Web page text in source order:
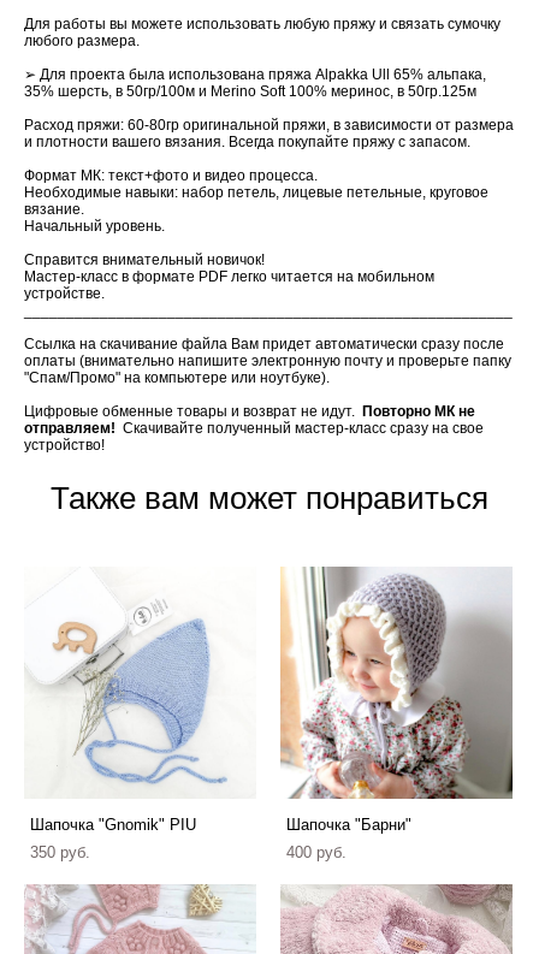
Для работы вы можете использовать любую пряжу и связать сумочку
любого размера.
➢ Для проекта была использована пряжа Alpakka Ull 65% альпака,
35% шерсть, в 50гр/100м и Merino Soft 100% меринос, в 50гр.125м
Расход пряжи: 60-80гр оригинальной пряжи, в зависимости от размера
и плотности вашего вязания. Всегда покупайте пряжу с запасом.
Формат МК: текст+фото и видео процесса.
Необходимые навыки: набор петель, лицевые петельные, круговое
вязание.
Начальный уровень.
Справится внимательный новичок!
Мастер-класс в формате PDF легко читается на мобильном
устройстве.
Ссылка на скачивание файла Вам придет автоматически сразу после
оплаты (внимательно напишите электронную почту и проверьте папку
"Спам/Промо" на компьютере или ноутбуке).
Цифровые обменные товары и возврат не идут. Повторно МК не
отправляем! Скачивайте полученный мастер-класс сразу на свое
устройство!
Также вам может понравиться
Шапочка "Gnomik" PIU
350 pуб.
Шапочка "Барни"
400 pуб.